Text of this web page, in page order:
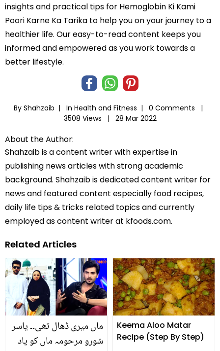
insights and practical tips for Hemoglobin Ki Kami
Poori Karne Ka Tarika to help you on your journey to a
healthier life. Our easy-to-read content keeps you
informed and empowered as you work towards a
better lifestyle.
By Shahzaib | In Health and Fitness |
0 Comments |
3508 Views |
28 Mar 2022
About the Author:
Shahzaib is a content writer with expertise in
publishing news articles with strong academic
background. Shahzaib is dedicated content writer for
news and featured content especially food recipes,
daily life tips & tricks related topics and currently
employed as content writer at kfoods.com.
Related Articles
ماں میری ڈھال تھی۔۔ یاسر
شورو مرحومہ ماں کو یاد
Keema Aloo Matar
Recipe (Step By Step)